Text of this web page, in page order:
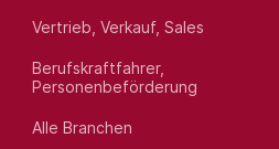
Vertrieb, Verkauf, Sales
Berufskraftfahrer,
Personenbeförderung
Alle Branchen